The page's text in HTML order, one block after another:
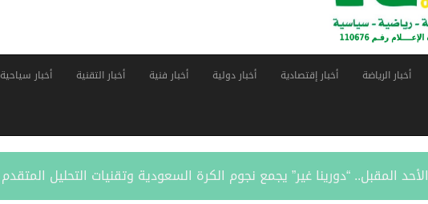
أخبار الرياضة أخبار إقتصادية أخبار دولية أخبار فنية أخبار التقنية أخبار سياحية
الأحد المقبل.. “دورينا غير” يجمع نجوم الكرة السعودية وتقنيات التحليل المتقدم